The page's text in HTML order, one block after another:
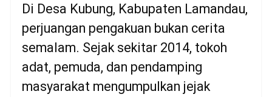
Di Desa Kubung, Kabupaten Lamandau,
perjuangan pengakuan bukan cerita
semalam. Sejak sekitar 2014, tokoh
adat, pemuda, dan pendamping
masyarakat mengumpulkan jejak